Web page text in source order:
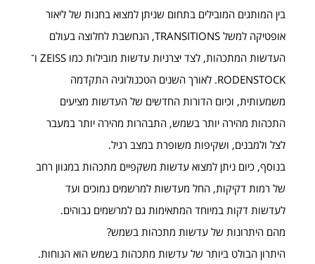
בין המותגים המובילים בתחום שניתן למצוא בחנות של ליאור
אופטיקה למשל TRANSITIONS, הנחשבת לחלוצה בעולם
העדשות המתכהות, לצד יצרניות עדשות מובילות כמו ZEISS ו־
RODENSTOCK. לאורך השנים הטכנולוגיה התקדמה
משמעותית, וכיום הדורות החדשים של העדשות מציעים
התכהות מהירה יותר בשמש, התבהרות מהירה יותר במעבר
לצל ולמבנים, ושקיפות משופרת במצב רגיל.
בנוסף, כיום ניתן למצוא עדשות משקפיים מתכהות במגוון רחב
של רמות דקיקות, החל מעדשות למרשמים נמוכים ועד
לעדשות דקות במיוחד המתאימות גם למרשמים גבוהים.
מהם היתרונות של עדשות מתכהות בשמש?
היתרון הבולט ביותר של עדשות מתכהות בשמש הוא הנוחות.